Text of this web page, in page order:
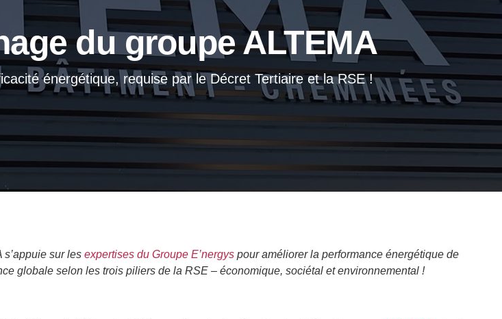
du groupe ALTEMA
énergétique, requise par le Décret Tertiaire et la RSE !
s’appuie sur les expertises du Groupe E’nergys pour améliorer la performance énergétique de
globale selon les trois piliers de la RSE – économique, sociétal et environnemental !